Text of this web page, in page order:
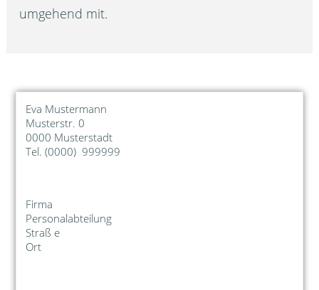
umgehend mit.
Eva Mustermann
Musterstr. 0
0000 Musterstadt
Tel. (0000) 999999
Firma
Personalabteilung
Straß e
Ort